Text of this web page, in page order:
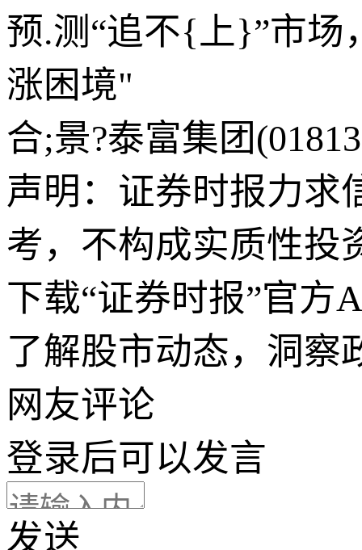
预.测“追不{上}”市场
涨困境"
合;景?泰富集团
声明：证券时报力求
考，不构成实质性投
下载“证券时报”官方
了解股市动态，洞察
网友评论
登录后可以发言
发送